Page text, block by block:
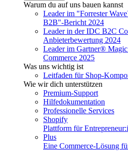
Warum du auf uns bauen kannst
Leader im "Forrester
B2B"-Bericht 2024
Leader in der IDC B2C
Anbieterbewertung 2024
Leader im Gartner®
Commerce 2025
Was uns wichtig ist
Leitfaden für Shop-
Wie wir dich unterstützen
Premium-Support
Hilfedokumentation
Professionelle Services
Shopify
Plattform für
Plus
Eine Commerce-Lösung